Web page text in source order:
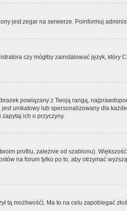
jest zegar na serwerze. Poinformuj
czy mógłby zainstalować język, który
powiązany z Twoją rangą,
unikatowy lub spersonalizowany dla
ich o przyczyny.
profilu, zależnie od szablonu).
na forum tylko po to, aby otrzymać
tą możliwość). Ma to na celu zapobiegać